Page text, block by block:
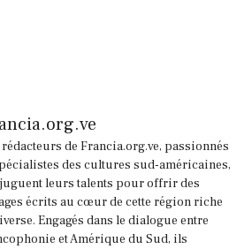
de Francia.org.ve, passionnés
des cultures sud-américaines,
leurs talents pour offrir des
écrits au cœur de cette région riche
Engagés dans le dialogue entre
et Amérique du Sud, ils